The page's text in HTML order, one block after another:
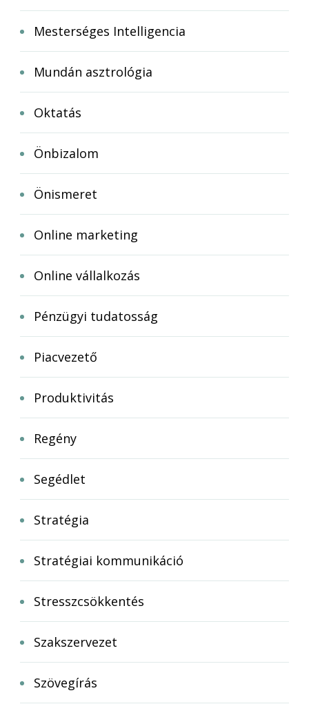
Mesterséges Intelligencia
Mundán asztrológia
Oktatás
Önbizalom
Önismeret
Online marketing
Online vállalkozás
Pénzügyi tudatosság
Piacvezető
Produktivitás
Regény
Segédlet
Stratégia
Stratégiai kommunikáció
Stresszcsökkentés
Szakszervezet
Szövegírás